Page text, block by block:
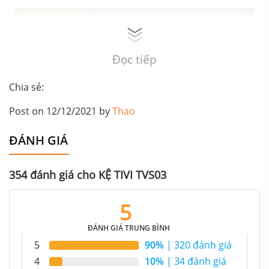
Đọc tiếp
Chia sẻ:
Post on 12/12/2021 byThao
ĐÁNH GIÁ
354 đánh giá cho KỆ TIVI TVS03
5
ĐÁNH GIÁ TRUNG BÌNH
5 90% | 320 đánh giá
4
10% | 34 đánh giá